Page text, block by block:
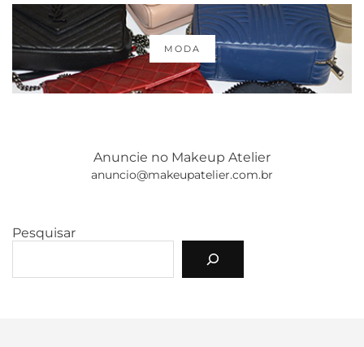
MODA
Anuncie no Makeup Atelier
anuncio@makeupatelier.com.br
Pesquisar